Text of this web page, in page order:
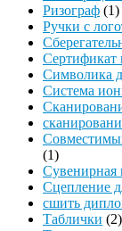
Ризограф (1)
Ручки с
Сертификат
Символика
Система
(1)
Сувенирная
Сцепление
сшить
Таблички (2)